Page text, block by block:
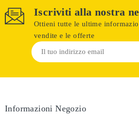
Iscriviti alla nostra
Ottieni tutte le ultime
vendite e le offerte
Informazioni Negozio